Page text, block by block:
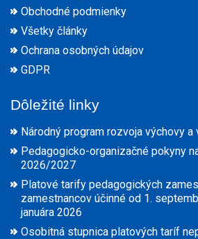
Obchodné podmienky
Všetky články
Ochrana osobných údajov
GDPR
Dôležité linky
Národný program rozvoja výchovy a
Pedagogicko-organizačné pokyny
2026/2027
Platové tarify pedagogických
zamestnancov účinné od 1.
januára 2026
Osobitná stupnica platových taríf